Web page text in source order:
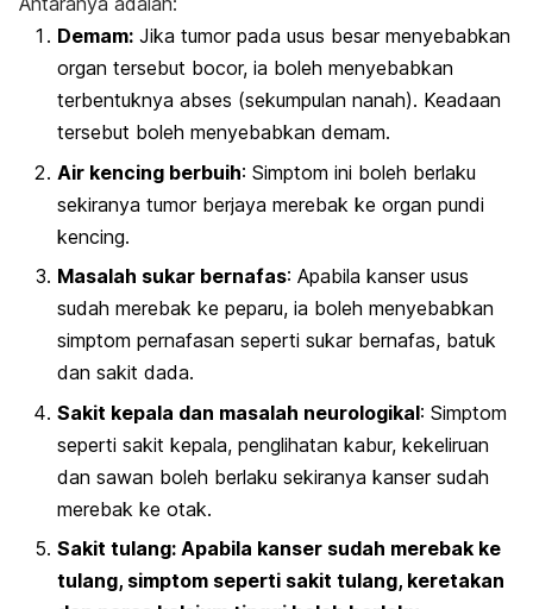
Demam: Jika tumor pada usus besar menyebabkan
organ tersebut bocor, ia boleh menyebabkan
terbentuknya abses (sekumpulan nanah). Keadaan
tersebut boleh menyebabkan demam.
Air kencing berbuih: Simptom ini boleh berlaku
sekiranya tumor berjaya merebak ke organ pundi
kencing.
Masalah sukar bernafas: Apabila kanser usus
sudah merebak ke peparu, ia boleh menyebabkan
simptom pernafasan seperti sukar bernafas, batuk
dan sakit dada.
Sakit kepala dan masalah neurologikal: Simptom
seperti sakit kepala, penglihatan kabur, kekeliruan
dan sawan boleh berlaku sekiranya kanser sudah
merebak ke otak.
Sakit tulang: Apabila kanser sudah merebak ke
tulang, simptom seperti sakit tulang, keretakan